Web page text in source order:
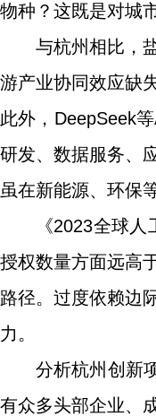
物种？这既是对城
与杭州相比，
游产业协同效应缺
此外，DeepSeek
研发、数据服务、
虽在新能源、环保
《2023全球
授权数量方面远高
路径。过度依赖边
力。
分析杭州创新
有众多头部企业、